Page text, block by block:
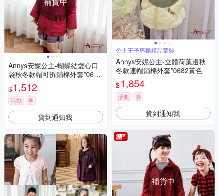
Annys安妮公主-蝴蝶結愛心口
袋秋冬款帽可拆鋪棉外套*0680
紅色
$1,512
活動 券
貨到通知我
公主王子專櫃精品童裝
Annys安妮公主-立體荷葉邊秋
冬款連帽鋪棉外套*0682黃色
$1,854
活動 券
貨到通知我
補貨中